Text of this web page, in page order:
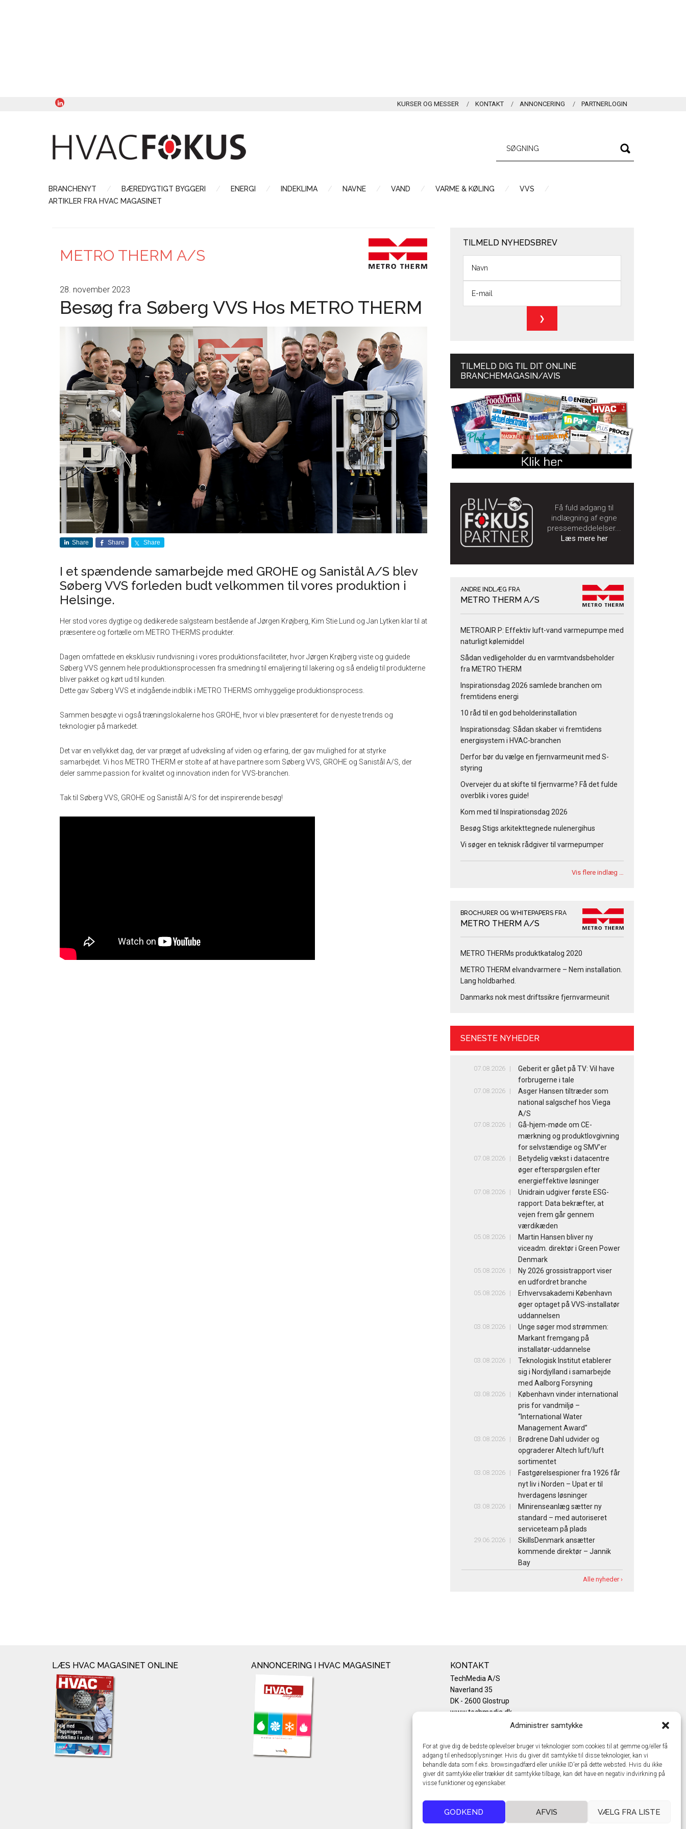
Administrer samtykke
For at give dig de bedste oplevelser bruger vi teknologier som cookies til at gemme og/eller få
adgang til enhedsoplysninger. Hvis du giver dit samtykke til disse teknologier, kan vi
behandle data som f.eks. browsingadfærd eller unikke ID'er på dette websted. Hvis du ikke
giver dit samtykke eller trækker dit samtykke tilbage, kan det have en negativ indvirkning på
visse funktioner og egenskaber.
GODKEND AFVIS VÆLG FRA LISTE
KURSER OG MESSER KONTAKT ANNONCERING PARTNERLOGIN
BRANCHENYT BÆREDYGTIGT BYGGERI ENERGI INDEKLIMA NAVNE VAND VARME & KØLING
VVS
ARTIKLER FRA HVAC MAGASINET
METRO THERM A/S
28. november 2023
Besøg fra Søberg VVS Hos METRO THERM
Share Share Share
I et spændende samarbejde med GROHE og Sanistål A/S blev
Søberg VVS forleden budt velkommen til vores produktion i
Helsinge.
Her stod vores dygtige og dedikerede salgsteam bestående af Jørgen Krøjberg, Kim Stie Lund og Jan Lytken klar til at
præsentere og fortælle om METRO THERMS produkter.
Dagen omfattede en eksklusiv rundvisning i vores produktionsfaciliteter, hvor Jørgen Krøjberg viste og guidede
Søberg VVS gennem hele produktionsprocessen fra smedning til emaljering til lakering og så endelig til produkterne
bliver pakket og kørt ud til kunden.
Dette gav Søberg VVS et indgående indblik i METRO THERMS omhyggelige produktionsprocess.
Sammen besøgte vi også træningslokalerne hos GROHE, hvor vi blev præsenteret for de nyeste trends og
teknologier på markedet.
Det var en vellykket dag, der var præget af udveksling af viden og erfaring, der gav mulighed for at styrke
samarbejdet. Vi hos METRO THERM er stolte af at have partnere som Søberg VVS, GROHE og Sanistål A/S, der
deler samme passion for kvalitet og innovation inden for VVS-branchen.
Tak til Søberg VVS, GROHE og Sanistål A/S for det inspirerende besøg!
TILMELD NYHEDSBREV
TILMELD DIG TIL DIT ONLINE
BRANCHEMAGASIN/AVIS
Få fuld adgang til
indlægning af egne
pressemeddelelser...
Læs mere her
ANDRE INDLÆG FRA
METRO THERM A/S
METROAIR P: Effektiv luft-vand varmepumpe med
naturligt kølemiddel
Sådan vedligeholder du en varmtvandsbeholder
fra METRO THERM
Inspirationsdag 2026 samlede branchen om
fremtidens energi
10 råd til en god beholderinstallation
Inspirationsdag: Sådan skaber vi fremtidens
energisystem i HVAC-branchen
Derfor bør du vælge en fjernvarmeunit med S-
styring
Overvejer du at skifte til fjernvarme? Få det fulde
overblik i vores guide!
Kom med til Inspirationsdag 2026
Besøg Stigs arkitekttegnede nulenergihus
Vi søger en teknisk rådgiver til varmepumper
Vis flere indlæg …
BROCHURER OG WHITEPAPERS FRA
METRO THERM A/S
METRO THERMs produktkatalog 2020
METRO THERM elvandvarmere – Nem installation.
Lang holdbarhed.
Danmarks nok mest driftssikre fjernvarmeunit
SENESTE NYHEDER
07.08.2026
Geberit er gået på TV: Vil have
forbrugerne i tale
07.08.2026
Asger Hansen tiltræder som
national salgschef hos Viega
A/S
07.08.2026
Gå-hjem-møde om CE-
mærkning og produktlovgivning
for selvstændige og SMV’er
07.08.2026
Betydelig vækst i datacentre
øger efterspørgslen efter
energieffektive løsninger
07.08.2026
Unidrain udgiver første ESG-
rapport: Data bekræfter, at
vejen frem går gennem
værdikæden
05.08.2026
Martin Hansen bliver ny
viceadm. direktør i Green Power
Denmark
05.08.2026
Ny 2026 grossistrapport viser
en udfordret branche
05.08.2026
Erhvervsakademi København
øger optaget på VVS-installatør
uddannelsen
03.08.2026
Unge søger mod strømmen:
Markant fremgang på
installatør-uddannelse
03.08.2026
Teknologisk Institut etablerer
sig i Nordjylland i samarbejde
med Aalborg Forsyning
03.08.2026
København vinder international
pris for vandmiljø –
“International Water
Management Award”
03.08.2026
Brødrene Dahl udvider og
opgraderer Altech luft/luft
sortimentet
03.08.2026
Fastgørelsespioner fra 1926 får
nyt liv i Norden – Upat er til
hverdagens løsninger
03.08.2026
Minirenseanlæg sætter ny
standard – med autoriseret
serviceteam på plads
29.06.2026
SkillsDenmark ansætter
kommende direktør – Jannik
Bay
Alle nyheder ›
LÆS HVAC MAGASINET ONLINE ANNONCERING I HVAC MAGASINET KONTAKT
TechMedia A/S
Naverland 35
DK - 2600 Glostrup
www.techmedia.dk
Telefon: +45 43 24 26 28
Privatlivspolitik
Cookiepolitik